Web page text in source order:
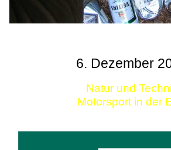
6. Dezember
Natur und
Motorsport in der